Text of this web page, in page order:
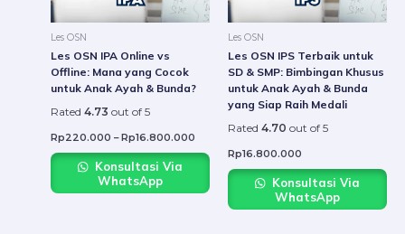
Les OSN
Les OSN IPA Online vs
Offline: Mana yang Cocok
untuk Anak Ayah & Bunda?
Rated 4.73 out of 5
Rp220.000 – Rp16.800.000
may
chosen
the
product
Konsultasi Via
WhatsApp
Les OSN
Les OSN IPS Terbaik untuk
SD & SMP: Bimbingan Khusus
untuk Anak Ayah & Bunda
yang Siap Raih Medali
Rated 4.70 out of 5
Rp16.800.000
may
chosen
on
the
product
page
Konsultasi Via
WhatsApp